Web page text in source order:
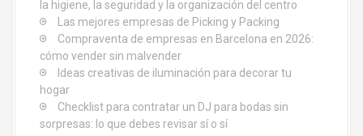
la higiene, la seguridad y la organización del centro
Las mejores empresas de Picking y Packing
Compraventa de empresas en Barcelona en 2026:
cómo vender sin malvender
Ideas creativas de iluminación para decorar tu
hogar
Checklist para contratar un DJ para bodas sin
sorpresas: lo que debes revisar sí o sí